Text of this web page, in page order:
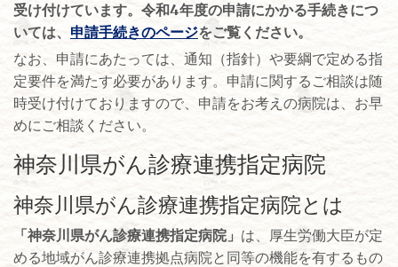
受け付けています。令和4年度の申請にかかる手続きにつ
いては、 申請手続きのページをご覧ください。
なお、申請にあたっては、通知（指針）や要綱で定める指
定要件を満たす必要があります。申請に関するご相談は随
時受け付けておりますので、申請をお考えの病院は、お早
めにご相談ください。
神奈川県がん診療連携指定病院
神奈川県がん診療連携指定病院とは
「神奈川県がん診療連携指定病院」 は、厚生労働大臣が定
める地域がん診療連携拠点病院と同等の機能を有するもの